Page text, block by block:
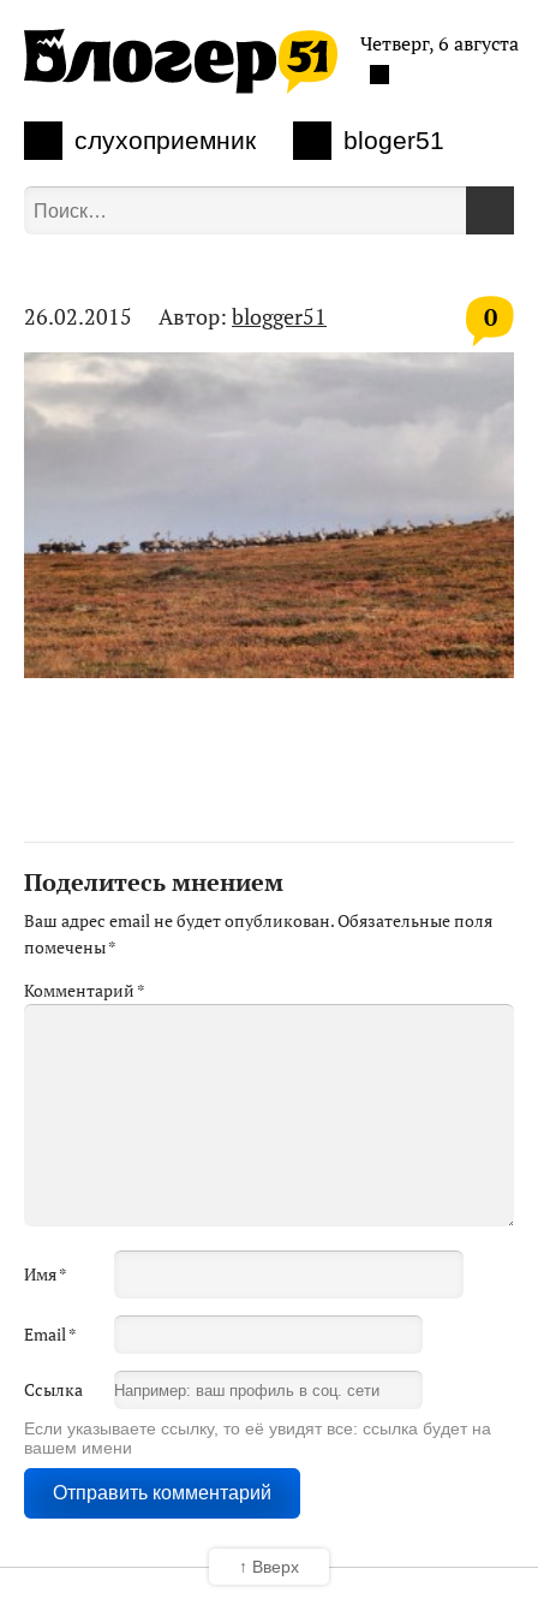
слухоприемник bloger51
Четверг, 6 августа
0
26.02.2015 Автор: blogger51
Поделитесь мнением
Ваш адрес email не будет опубликован.Обязательные поля
помечены*
Комментарий *
Имя*
Email *
Ссылка
Если указываете ссылку, то её увидят все: ссылка будет на
вашем имени
↑ Вверх